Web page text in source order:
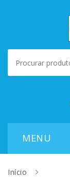
Início